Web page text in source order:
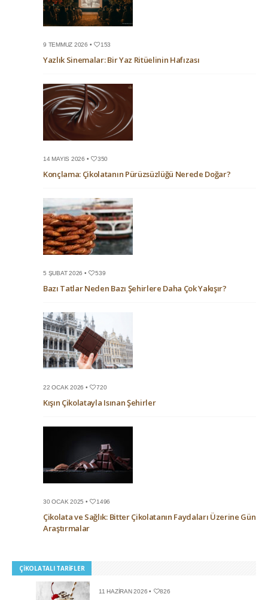
9 TEMMUZ 2026 • 153
Yazlık Sinemalar: Bir Yaz Ritüelinin Hafızası
14 MAYIS 2026 • 350
Konçlama: Çikolatanın Pürüzsüzlüğü Nerede Doğar?
5 ŞUBAT 2026 • 539
Bazı Tatlar Neden Bazı Şehirlere Daha Çok Yakışır?
22 OCAK 2026 • 720
Kışın Çikolatayla Isınan Şehirler
30 OCAK 2025 • 1496
Çikolata ve Sağlık: Bitter Çikolatanın Faydaları Üzerine Güncel
Araştırmalar
ÇIKOLATALI TARIFLER
11 HAZIRAN 2026 • 826